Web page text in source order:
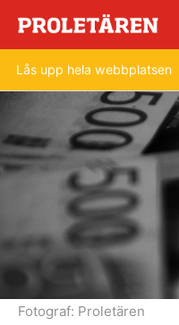
Lås upp hela webbplatsen
Fotograf: Proletären